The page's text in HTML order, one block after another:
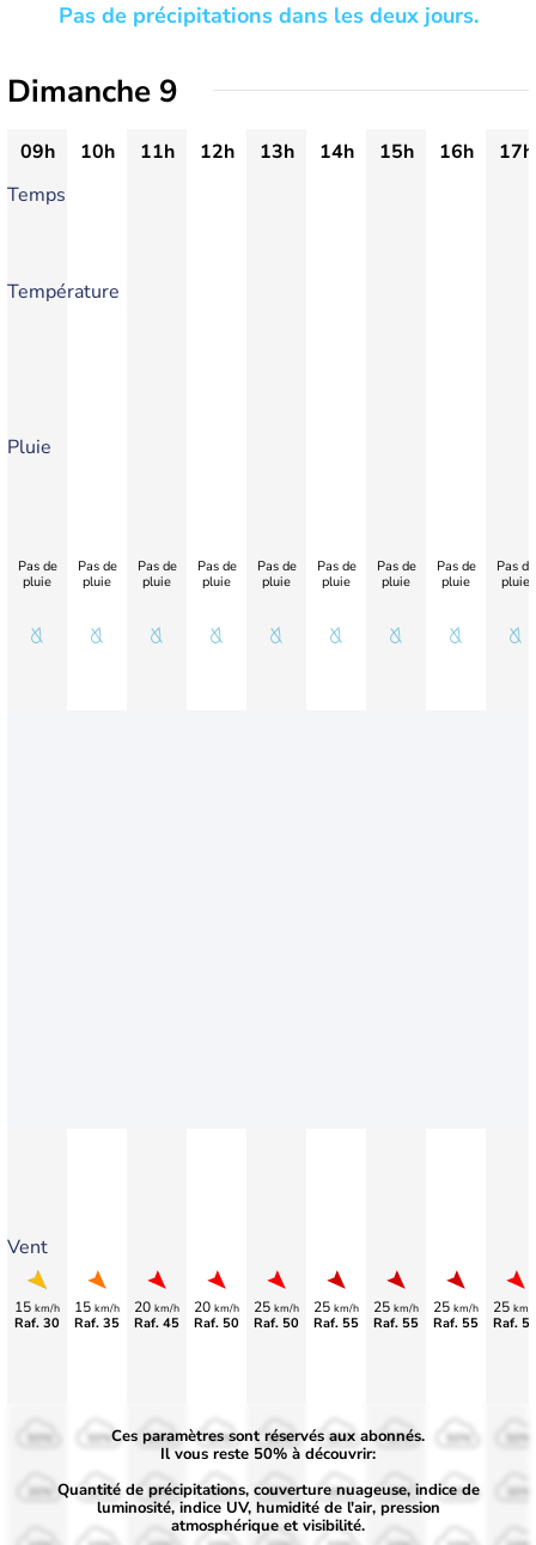
Pas de précipitations dans les deux jours.
Dimanche 9
09h 10h 11h 12h 13h 14h 15h 16h
17h
Temps
Température
Pluie
Vent
Pas de
pluie
15 km/h
Raf. 30
Pas de
pluie
15 km/h
Raf. 35
Pas de
pluie
20 km/h
Raf. 45
Pas de
pluie
20 km/h
Raf. 50
Pas de
pluie
25 km/h
Raf. 50
Pas de
pluie
25 km/h
Raf. 55
Pas de
pluie
25 km/h
Raf. 55
Pas de
pluie
25 km/h
Raf. 55
Pas de
pluie
25 km/
Raf.
50%
30%
50%
30%
50%
30%
50%
30%
50%
30%
50%
30%
50%
30%
Ces paramètres sont réservés aux abonnés.
Il vous reste 50% à découvrir:
Quantité de précipitations, couverture nuageuse, indice de
luminosité, indice UV, humidité de l'air, pression
atmosphérique et visibilité.